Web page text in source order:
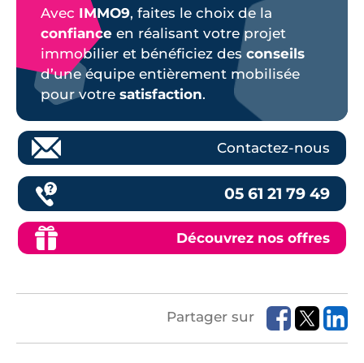
Avec IMMO9, faites le choix de la
confiance en réalisant votre projet
immobilier et bénéficiez des conseils
d’une équipe entièrement mobilisée
pour votre satisfaction.
Contactez-nous
05 61 21 79 49
Découvrez nos offres
Partager sur